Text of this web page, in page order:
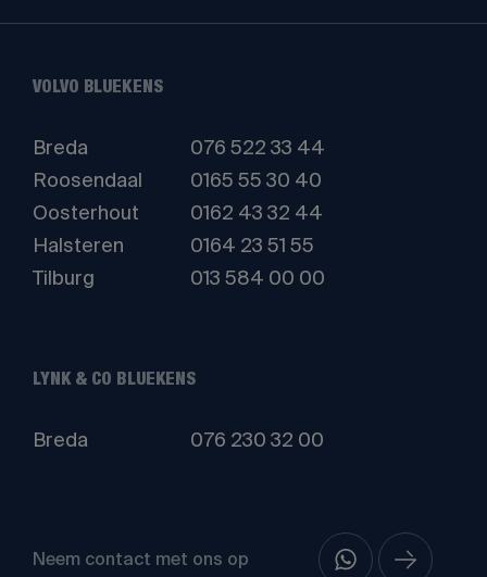
VOLVO BLUEKENS
Breda
076 522 33 44
Roosendaal
0165 55 30 40
Oosterhout
0162 43 32 44
Halsteren
0164 23 51 55
Tilburg
013 584 00 00
LYNK & CO BLUEKENS
Breda 076 230 32 00
Neem contact met ons op